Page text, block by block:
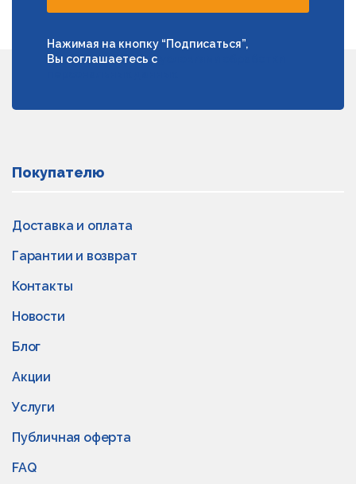
Нажимая на кнопку “Подписаться”,
Вы соглашаетесь с
Покупателю
Доставка и оплата
Гарантии и возврат
Контакты
Новости
Блог
Акции
Услуги
Публичная оферта
FAQ